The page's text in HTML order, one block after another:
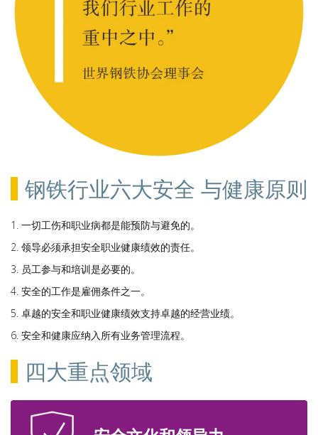
钢铁行业六大安全 与健康原则
一切工伤和职业病都是能预防与避免的。
领导必须承担安全职业健康绩效的责任。
员工参与和培训是必要的。
安全的工作是雇佣条件之一。
卓越的安全和职业健康绩效支持卓越的经营业绩。
安全和健康应纳入所有业务管理流程。
四大重点领域